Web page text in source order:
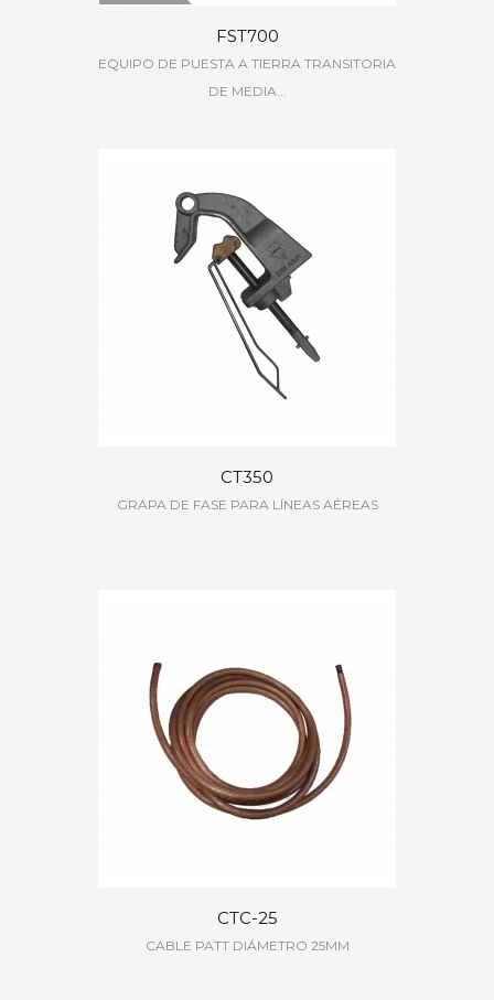
FST700
EQUIPO DE PUESTA A TIERRA TRANSITORIA
DE MEDIA...
CT350
GRAPA DE FASE PARA LÍNEAS AÉREAS
CTC-25
CABLE PATT DIÁMETRO 25MM